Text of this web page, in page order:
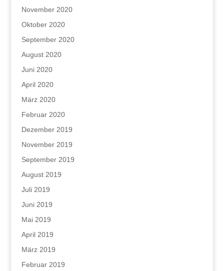
November 2020
Oktober 2020
September 2020
August 2020
Juni 2020
April 2020
März 2020
Februar 2020
Dezember 2019
November 2019
September 2019
August 2019
Juli 2019
Juni 2019
Mai 2019
April 2019
März 2019
Februar 2019